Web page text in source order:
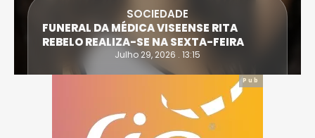
ATLETA DE CASTRO DAIRE SUPERA PROVA
EXTREMA DO TRIATLO E TORNA-SE
IRONWOMAN
Julho 28, 2026 . 16:14
Pub